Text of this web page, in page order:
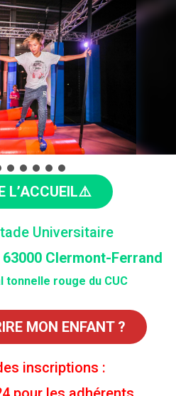
L’ACCUEIL⚠️
Universitaire
Clermont-Ferrand
tonnelle rouge du CUC
MON ENFANT ?
inscriptions :